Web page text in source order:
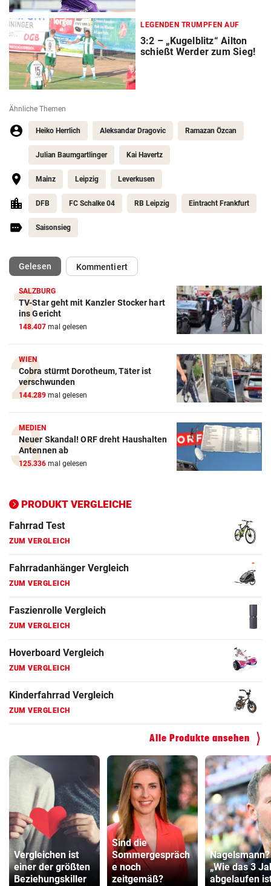
LEGENDEN TRUMPFEN AUF
3:2 – „Kugelblitz“ Ailton
schießt Werder zum Sieg!
Ähnliche Themen
Heiko Herrlich Aleksandar Dragovic Ramazan Özcan
Julian Baumgartlinger Kai Havertz
Mainz Leipzig Leverkusen
DFB FC Schalke 04 RB Leipzig Eintracht Frankfurt
Saisonsieg
Gelesen(ausgewählt)Kommentiert
SALZBURG
TV-Star geht mit Kanzler Stocker hart
ins Gericht
148.407 mal gelesen
WIEN
Cobra stürmt Dorotheum, Täter ist
verschwunden
144.289 mal gelesen
MEDIEN
Neuer Skandal! ORF dreht Haushalten
Antennen ab
125.336 mal gelesen
PRODUKT VERGLEICHE
Action-Cam Vergleich
ZUM VERGLEICH
Crosstrainer Vergleich
ZUM VERGLEICH
E-Bike Vergleich
ZUM VERGLEICH
Elektro-Scooter Vergleich
ZUM VERGLEICH
ZUM VERGLEICH
Fahrrad Test
ZUM VERGLEICH
Fahrradanhänger Vergleich
ZUM VERGLEICH
Faszienrolle Vergleich
ZUM VERGLEICH
Hoverboard Vergleich
ZUM VERGLEICH
Kinderfahrrad Vergleich
ZUM VERGLEICH
Alle Produkte ansehen
Vergleichen ist
einer der größten
Beziehungskiller
Sind die
Sommergespräch
e noch
zeitgemäß?
Nagelsmann?
„Wie das 3
abgelaufen